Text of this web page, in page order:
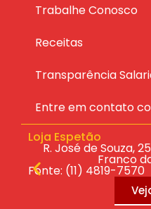
Trabalhe Conosco
Receitas
Transparência
Entre em contato
Loja Espetão
R. José de Souza,
Franco
Fonte: (11) 4819-7570